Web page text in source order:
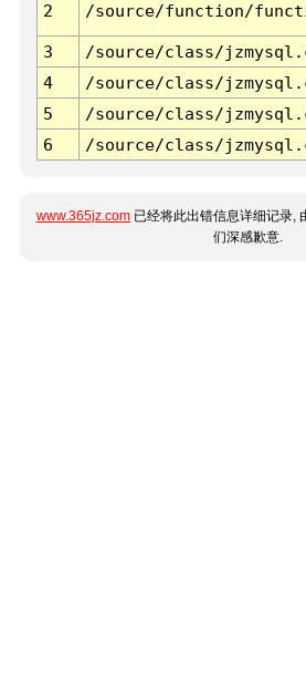
2 /source/function/
3 /source/class/
4
/source/class/
5
/source/class/
6
/source/class/
www.365jz.com 已经将此出错信息详细记录,
们深感歉意.